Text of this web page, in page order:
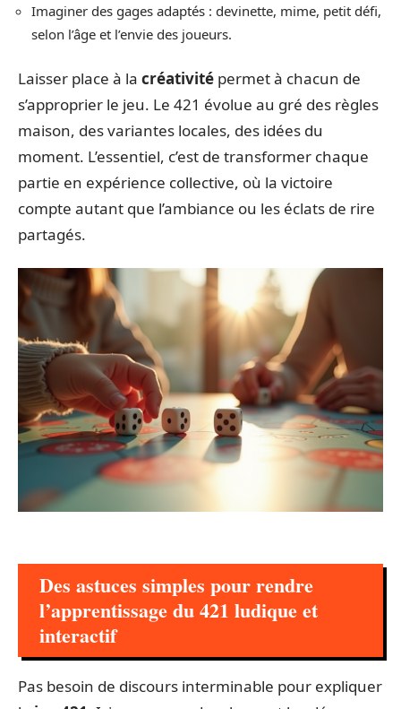
Imaginer des gages adaptés : devinette, mime, petit défi,
selon l’âge et l’envie des joueurs.
Laisser place à la créativité permet à chacun de
s’approprier le jeu. Le 421 évolue au gré des règles
maison, des variantes locales, des idées du
moment. L’essentiel, c’est de transformer chaque
partie en expérience collective, où la victoire
compte autant que l’ambiance ou les éclats de rire
partagés.
Des astuces simples pour rendre
l’apprentissage du 421 ludique et
interactif
Pas besoin de discours interminable pour expliquer